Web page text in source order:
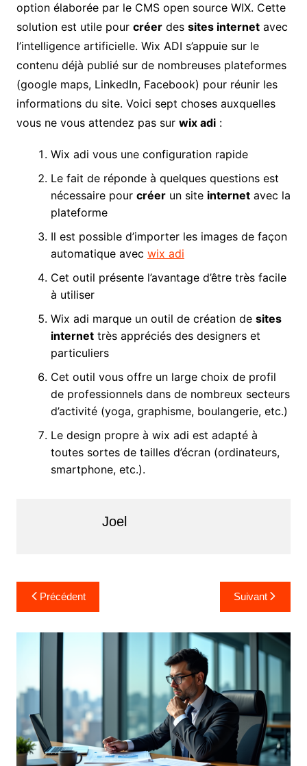
option élaborée par le CMS open source WIX. Cette
solution est utile pour créerdes sites internetavec
l’intelligence artificielle. Wix ADI s’appuie sur le
contenu déjà publié sur de nombreuses plateformes
(google maps, LinkedIn, Facebook) pour réunir les
informations du site. Voici sept choses auxquelles
vous ne vous attendez pas sur wix adi:
Wix adi vous une configuration rapide
Le fait de réponde à quelques questions est
nécessaire pour créerun site internetavec la
plateforme
Il est possible d’importer les images de façon
automatique avec wix adi
Cet outil présente l’avantage d’être très facile
à utiliser
Wix adi marque un outil de création de sites
internettrès appréciés des designers et
particuliers
Cet outil vous offre un large choix de profil
de professionnels dans de nombreux secteurs
d’activité (yoga, graphisme, boulangerie, etc.)
Le design propre à wix adi est adapté à
toutes sortes de tailles d’écran (ordinateurs,
smartphone, etc.).
Joel
Navigation
de
l’article
Précédent Suivant